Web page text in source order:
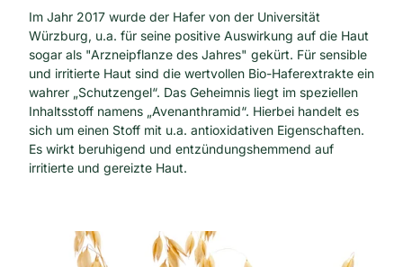
Im Jahr 2017 wurde der Hafer von der Universität
Würzburg, u.a. für seine positive Auswirkung auf die Haut
sogar als "Arzneipflanze des Jahres" gekürt. Für sensible
und irritierte Haut sind die wertvollen Bio-Haferextrakte ein
wahrer „Schutzengel“. Das Geheimnis liegt im speziellen
Inhaltsstoff namens „Avenanthramid“. Hierbei handelt es
sich um einen Stoff mit u.a. antioxidativen Eigenschaften.
Es wirkt beruhigend und entzündungshemmend auf
irritierte und gereizte Haut.